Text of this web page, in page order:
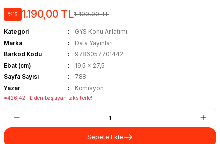
%15 1.190,00 TL1.400,00 TL
Kategori
GYS Konu Anlatımı
Marka
Data Yayınları
Barkod Kodu
9786057701442
Ebat (cm)
19,5 x 27,5
Sayfa Sayısı
788
Yazar
Komisyon
*426,42 TL den başlayan taksitlerle!
Sepete Ekle